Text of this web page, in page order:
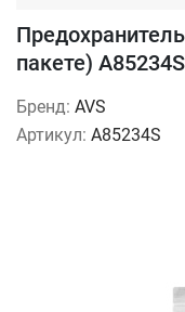
пакете) A85234S
Бренд: AVS
Артикул: A85234S